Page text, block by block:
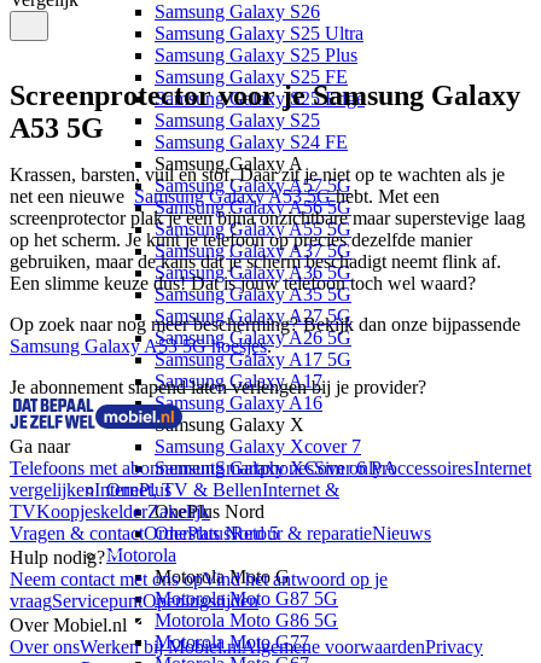
Samsung Galaxy S26
Samsung Galaxy S25 Ultra
Samsung Galaxy S25 Plus
Samsung Galaxy S25 FE
Samsung Galaxy S25 Edge
Samsung Galaxy S25
Samsung Galaxy S24 FE
Samsung Galaxy A
Samsung Galaxy A57 5G
Samsung Galaxy A56 5G
Samsung Galaxy A55 5G
Samsung Galaxy A37 5G
Samsung Galaxy A36 5G
Samsung Galaxy A35 5G
Samsung Galaxy A27 5G
Samsung Galaxy A26 5G
Samsung Galaxy A17 5G
Samsung Galaxy A17
Samsung Galaxy A16
Samsung Galaxy X
Samsung Galaxy Xcover 7
Samsung Galaxy XCover 6 Pro
OnePlus
OnePlus Nord
OnePlus Nord 5
Motorola
Motorola Moto G
Motorola Moto G87 5G
Motorola Moto G86 5G
Motorola Moto G77
Screenprotector voor je Samsung Galaxy
A53 5G
Krassen, barsten, vuil en stof. Daar zit je niet op te wachten als je
net een nieuwe Samsung Galaxy A53 5G hebt. Met een
screenprotector plak je een bijna onzichtbare maar superstevige laag
op het scherm. Je kunt je telefoon op precies dezelfde manier
gebruiken, maar de kans dat je scherm beschadigt neemt flink af.
Een slimme keuze dus! Dat is jouw telefoon toch wel waard?
Samsung Galaxy A53 5G hoesjes.
Je abonnement slapend laten verlengen bij je provider?
Ga naar
Telefoons met abonnementSmartphonesSim onlyAccessoiresInternet
vergelijkenInternet, TV & BellenInternet &
TVKoopjeskelderZakelijk
Vragen & contactOrderstatusRetour & reparatieNieuws
Hulp nodig?
Neem contact met ons opVind het antwoord op je
vraagServicepuntOpeningstijden
Over Mobiel.nl
Over onsWerken bij Mobiel.nlAlgemene voorwaardenPrivacy